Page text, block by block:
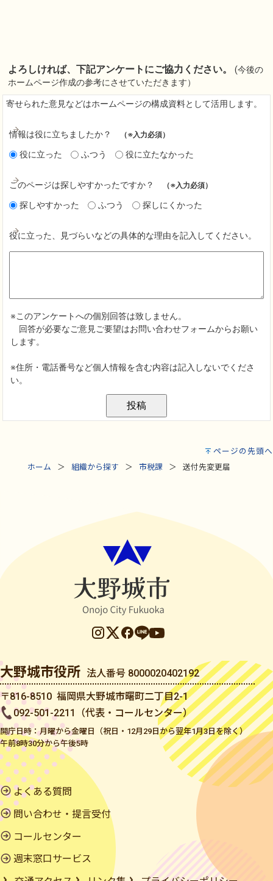
ページの先頭へ
ホーム
組織から探す 市税課 送付先変更届
大野城市役所 法人番号 8000020402192
〒816-8510 福岡県大野城市曙町二丁目2-1
092-501-2211（代表・コールセンター）
開庁日時：月曜から金曜日（祝日・12月29日から翌年1月3日を除く）
午前8時30分から午後5時
よくある質問
問い合わせ・提言受付
コールセンター
週末窓口サービス